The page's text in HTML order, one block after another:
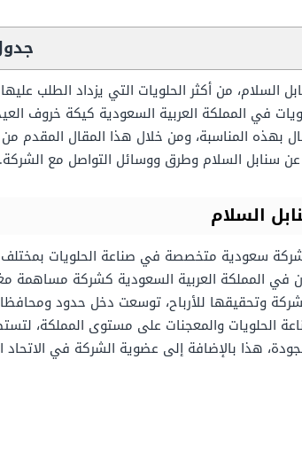
السلام، من أكثر الحلويات التي يزداد الطلب
في المملكة العربية السعودية كيكة خروف
بهذه المناسبة، ومن خلال هذا المقال المقدم من
سنابل السلام وطرق ووسائل التواصل مع الشركة.
السلام
سعودية متخصصة في صناعة الحلويات بمختلف
وتحقيقها للأرباح، توسعت دخل حدود
الحلويات والمعجنات على مستوى المملكة،